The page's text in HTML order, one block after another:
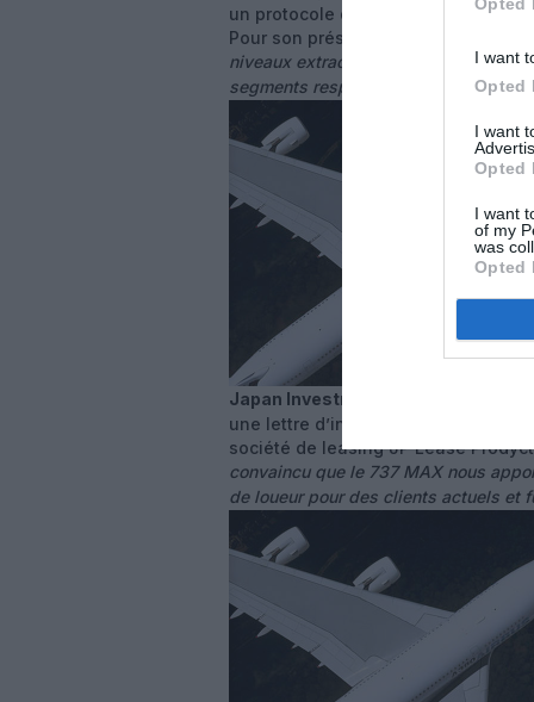
I want
Opted
I want
Opted
I want
of my
was
Opted
un protocole d’accord pour cinq
Pour son président Wang Shusheng,
niveaux extraordinaires d’efficience,
segments respectifs (…), pour
Japan Investment Adviser
(JIA) a
une lettre d’intention pour dix
société de leasing JP Lease
convaincu que le 737 MAX nous
de loueur pour des clients actuels et